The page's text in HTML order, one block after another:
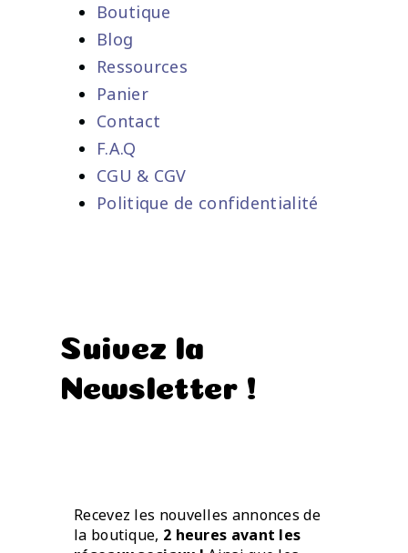
Boutique
Blog
Ressources
Panier
Contact
F.A.Q
CGU & CGV
Politique de confidentialité
Suivez la
Newsletter !
Recevez les nouvelles annonces de
la boutique, 2 heures avant les